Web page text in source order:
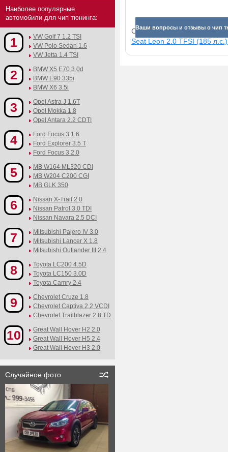
Ваши вопросы и отзывы о чип
Смотрите прибавки для
Seat Leon 2.0 TFSI (185 л.с.)
Наиболее популярные
автомобили для чип тюнинга:
1
VW Golf 7 1.2 TSI
VW Polo Sedan 1.6
VW Jetta 1.4 TSI
2
BMW X5 E70 3.0d
BMW E90 335i
BMW X6 3.5i
3
Opel Astra J 1.6T
Opel Mokka 1.8
Opel Antara 2.2 CDTI
4
Ford Focus 3 1.6
Ford Explorer 3.5 T
Ford Focus 3 2.0
5
MB W164 ML320 CDI
MB W204 C200 CGI
MB GLK 350
6
Nissan X-Trail 2.0
Nissan Patrol 3.0 TDI
Nissan Navara 2.5 DCI
7
Mitsubishi Pajero IV 3.0
Mitsubishi Lancer X 1.8
Mitsubishi Outlander III 2.4
8
Toyota LC200 4.5D
Toyota LC150 3.0D
Toyota Camry 2.4
9
Chevrolet Cruze 1.8
Chevrolet Captiva 2.2 VCDI
Chevrolet Trailblazer 2.8 TD
10
Great Wall Hover H2 2.0
Great Wall Hover H5 2.4
Great Wall Hover H3 2.0
Случайное фото